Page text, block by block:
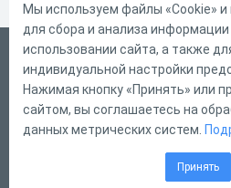
Русский
Справка
Форма обратной связи
Мы используем файлы «Cookie»
для сбора и анализа
использовании сайта, а также
индивидуальной настройки
Нажимая кнопку «Принять» или
сайтом, вы соглашаетесь на
данных метрических систем.
Принять